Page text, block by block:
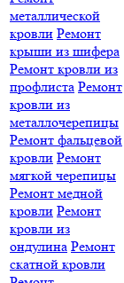
металлической
кровли Ремонт
крыши из шифера
Ремонт кровли из
профлиста Ремонт
кровли из
металлочерепицы
Ремонт фальцевой
кровли Ремонт
мягкой черепицы
Ремонт медной
кровли Ремонт
кровли из
ондулина Ремонт
скатной кровли